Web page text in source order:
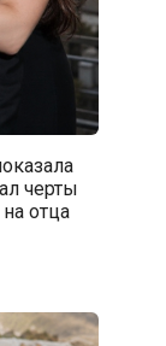
черты
отца